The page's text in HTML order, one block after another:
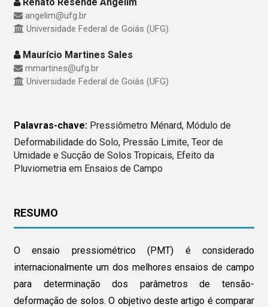
angelim@ufg.br
Universidade Federal de Goiás (UFG)
Maurício Martines Sales
mmartines@ufg.br
Universidade Federal de Goiás (UFG)
Palavras-chave: Pressiômetro Ménard, Módulo de
Deformabilidade do Solo, Pressão Limite, Teor de
Umidade e Sucção de Solos Tropicais, Efeito da
Pluviometria em Ensaios de Campo
RESUMO
O ensaio pressiométrico (PMT) é considerado
internacionalmente um dos melhores ensaios de campo
para determinação dos parâmetros de tensão-
deformação de solos. O objetivo deste artigo é comparar